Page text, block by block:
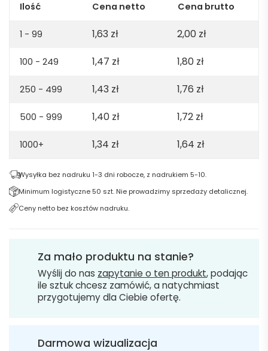
Ilość Cena netto Cena brutto
1 - 99 1,63 zł 2,00 zł
100 - 249 1,47 zł 1,80 zł
250 - 499 1,43 zł 1,76 zł
500 - 999 1,40 zł 1,72 zł
1000+ 1,34 zł 1,64 zł
Wysyłka bez nadruku 1-3 dni robocze, z nadrukiem 5-10.
Minimum logistyczne 50 szt. Nie prowadzimy sprzedaży detalicznej.
Ceny netto bez kosztów nadruku.
Za mało produktu na stanie?
Wyślij do nas zapytanie o ten produkt, podając
ile sztuk chcesz zamówić, a natychmiast
przygotujemy dla Ciebie ofertę.
Darmowa wizualizacja